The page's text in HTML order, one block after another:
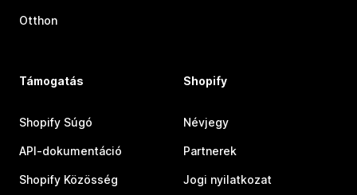
Otthon
Támogatás
Shopify Súgó
API-dokumentáció
Shopify Közösség
Shopify
Névjegy
Partnerek
Jogi nyilatkozat